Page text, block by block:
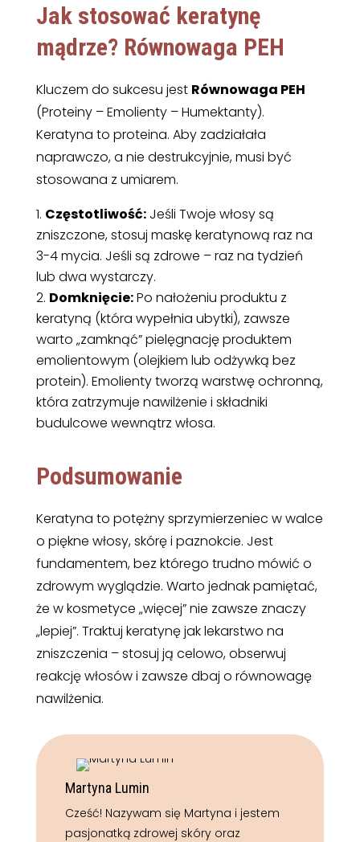
Jak stosować keratynę
mądrze? Równowaga PEH
Kluczem do sukcesu jest Równowaga PEH
(Proteiny – Emolienty – Humektanty).
Keratyna to proteina. Aby zadziałała
naprawczo, a nie destrukcyjnie, musi być
stosowana z umiarem.
Częstotliwość:Jeśli Twoje włosy są
zniszczone, stosuj maskę keratynową raz na
3-4 mycia. Jeśli są zdrowe – raz na tydzień
lub dwa wystarczy.
Domknięcie:Po nałożeniu produktu z
keratyną (która wypełnia ubytki), zawsze
warto „zamknąć” pielęgnację produktem
emolientowym (olejkiem lub odżywką bez
protein). Emolienty tworzą warstwę ochronną,
która zatrzymuje nawilżenie i składniki
budulcowe wewnątrz włosa.
Podsumowanie
Keratyna to potężny sprzymierzeniec w walce
o piękne włosy, skórę i paznokcie. Jest
fundamentem, bez którego trudno mówić o
zdrowym wyglądzie. Warto jednak pamiętać,
że w kosmetyce „więcej” nie zawsze znaczy
„lepiej”. Traktuj keratynę jak lekarstwo na
zniszczenia – stosuj ją celowo, obserwuj
reakcję włosów i zawsze dbaj o równowagę
nawilżenia.
Martyna Lumin
Cześć! Nazywam się Martyna i jestem
pasjonatką zdrowej skóry oraz